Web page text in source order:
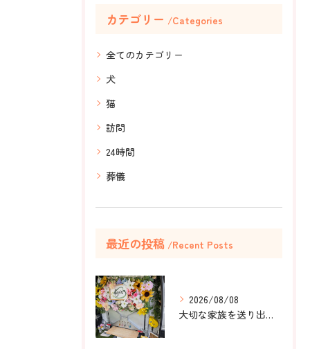
カテゴリー Categories
全てのカテゴリー
犬
猫
訪問
24時間
葬儀
最近の投稿 Recent Posts
2026/08/08
大切な家族を送り出すお手伝いをしました。